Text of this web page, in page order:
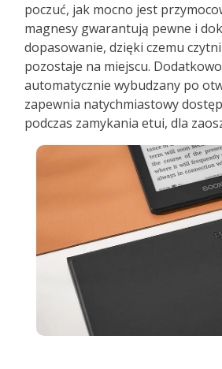
poczuć, jak mocno jest
magnesy gwarantują pewne i
dopasowanie, dzięki czemu
pozostaje na miejscu.
automatycznie wybudzany po
zapewnia natychmiastowy
podczas zamykania etui, dla